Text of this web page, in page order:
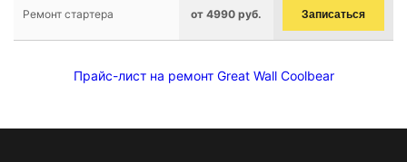
Ремонт стартера от 4990 руб. Записаться
Прайс-лист на ремонт Great Wall Coolbear